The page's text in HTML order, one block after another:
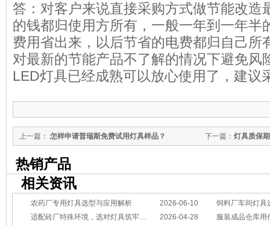
答：对客户来说直接采购方式做节能改造
的钱都归使用方所有，一般一年到一年半
费用省出来，以后节省的电费都归自己所
对最新的节能产品不了解的情况下避免风
LED灯具已经成熟可以放心使用了，建议
下一篇： 灯具质保
上一篇： 怎样申请普瑞斯免费试用灯具样品？
热销产品
相关资讯
2026-06-10
农药厂专用灯具选型与应用解析
饲料厂车间灯具
2026-04-28
适配砖厂特殊环境，选对灯具筑牢生产安全线
服装成品仓库用